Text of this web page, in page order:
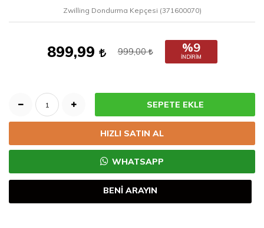
Zwilling Dondurma Kepçesi (371600070)
899,99 999,00 %9
İNDIRIM
SEPETE EKLE
HIZLI SATIN AL
WHATSAPP
BENİ ARAYIN